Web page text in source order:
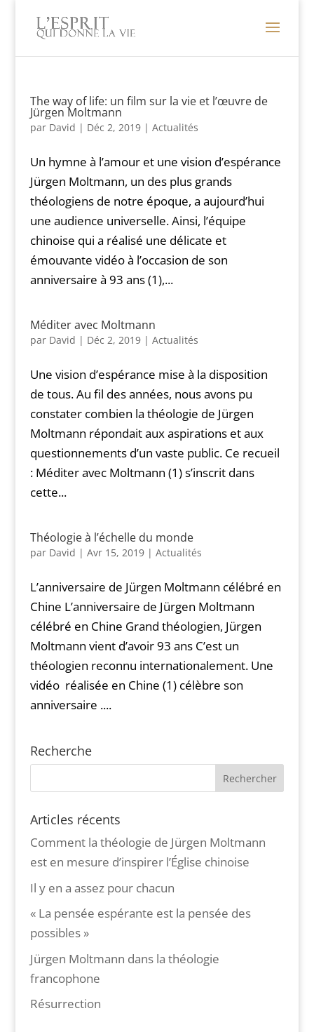
The way of life: un film sur la vie et l’œuvre de
Jürgen Moltmann
par David | Déc 2, 2019| Actualités
Un hymne à l’amour et une vision d’espérance
Jürgen Moltmann, un des plus grands
théologiens de notre époque, a aujourd’hui
une audience universelle. Ainsi, l’équipe
chinoise qui a réalisé une délicate et
émouvante vidéo à l’occasion de son
anniversaire à 93 ans (1),...
Méditer avec Moltmann
par David | Déc 2, 2019| Actualités
Une vision d’espérance mise à la disposition
de tous. Au fil des années, nous avons pu
constater combien la théologie de Jürgen
Moltmann répondait aux aspirations et aux
questionnements d’un vaste public. Ce recueil
: Méditer avec Moltmann (1) s’inscrit dans
cette...
Théologie à l’échelle du monde
par David | Avr 15, 2019| Actualités
L’anniversaire de Jürgen Moltmann célébré en
Chine L’anniversaire de Jürgen Moltmann
célébré en Chine Grand théologien, Jürgen
Moltmann vient d’avoir 93 ans C’est un
théologien reconnu internationalement. Une
vidéo réalisée en Chine (1) célèbre son
anniversaire ....
Recherche
Articles récents
Comment la théologie de Jürgen Moltmann
est en mesure d’inspirer l’Église chinoise
Il y en a assez pour chacun
« La pensée espérante est la pensée des
possibles »
Jürgen Moltmann dans la théologie
francophone
Résurrection